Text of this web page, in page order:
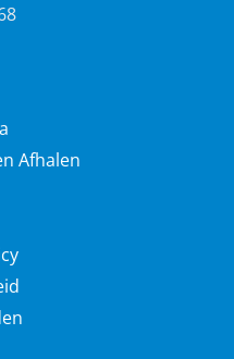
Afhalen